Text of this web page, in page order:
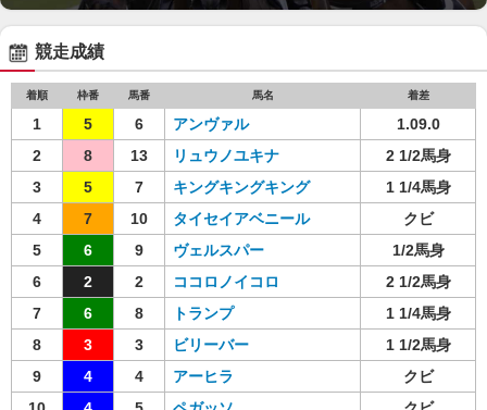
競走成績
着順 枠番 馬番 馬名 着差
1 5 6 アンヴァル
1.09.0
2
8 13 リュウノユキナ
2 1/2馬身
3
5 7 キングキングキング
1 1/4馬身
4
7 10 タイセイアベニール
クビ
5
6 9 ヴェルスパー
1/2馬身
6
2 2 ココロノイコロ
2 1/2馬身
7
6 8 トランプ
1 1/4馬身
8
3 3 ビリーバー
1 1/2馬身
9
4 4 アーヒラ
クビ